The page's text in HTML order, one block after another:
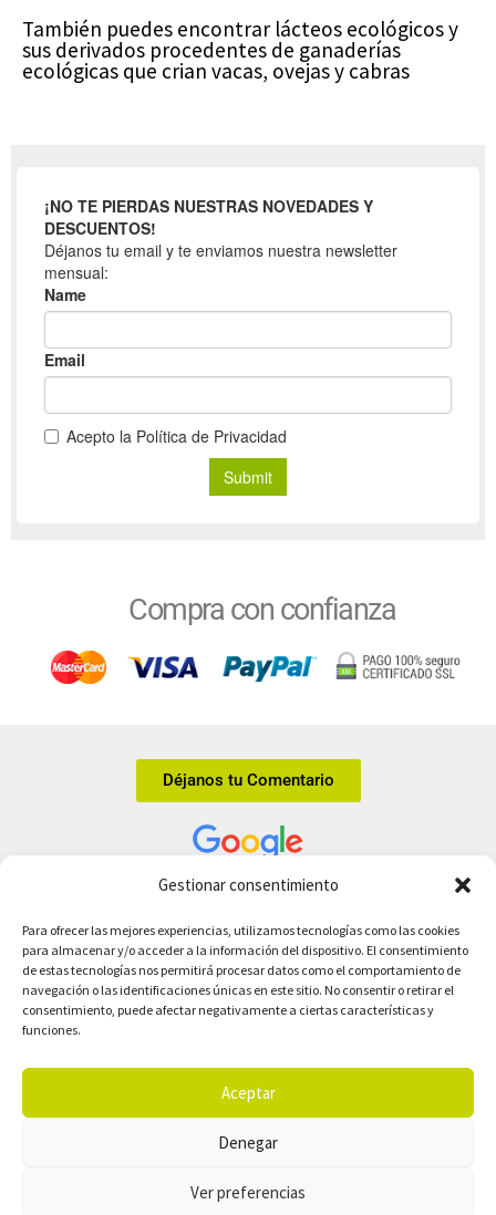
Gestionar consentimiento
Para ofrecer las mejores experiencias, utilizamos tecnologías como las cookies
para almacenar y/o acceder a la información del dispositivo. El consentimiento
de estas tecnologías nos permitirá procesar datos como el comportamiento de
navegación o las identificaciones únicas en este sitio. No consentir o retirar el
consentimiento, puede afectar negativamente a ciertas características y
funciones.
Aceptar
Denegar
Ver preferencias
También puedes encontrar lácteos ecológicos y
sus derivados procedentes de ganaderías
ecológicas que crian vacas, ovejas y cabras
Compra con confianza
Déjanos tu Comentario
Tienda ecológica online en Leganés.
C/ de la Margarita, 8, 28912 Leganés
info@comedelahuerta.com
912 88 35 32
Sitio web creado porSimple Informática
Política de cookies
¡Síguenos en redes sociales!